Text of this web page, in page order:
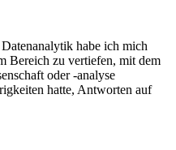
habe ich mich
Bereich zu vertiefen, mit dem
oder -analyse
hatte, Antworten auf